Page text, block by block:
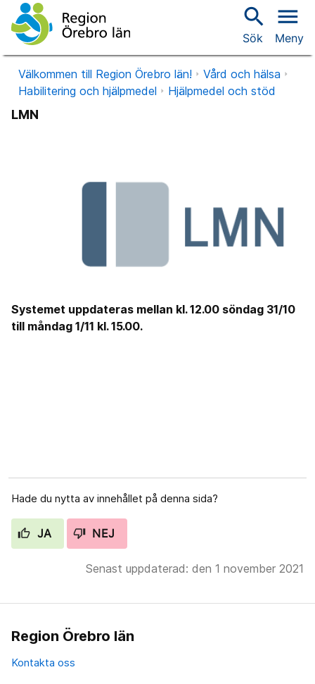
search
Sök
menu
Meny
Välkommen till Region Örebro län!
Vård och hälsa
Habilitering och hjälpmedel
Hjälpmedel och stöd
LMN
Systemet uppdateras mellan kl. 12.00 söndag 31/10
till måndag 1/11 kl. 15.00.
Hade du nytta av innehållet på denna sida?
JA NEJ
Senast uppdaterad: den 1 november 2021
Region Örebro län
Kontakta oss